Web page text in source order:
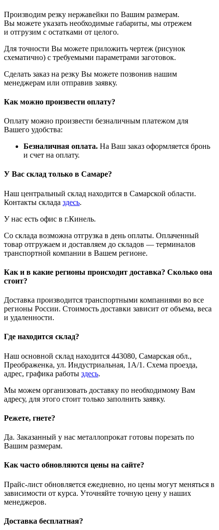
Производим резку нержавейки по Вашим размерам.
Вы можете указать необходимые габариты, мы отрежем
и отгрузим с остатками от целого.
Для точности Вы можете приложить чертеж (рисунок
схематично) с требуемыми параметрами заготовок.
Сделать заказ на резку Вы можете позвонив нашим
менеджерам или отправив заявку.
Как можно произвести оплату?
Оплату можно произвести безналичным платежом для
Вашего удобства:
Безналичная оплата. На Ваш заказ оформляется бронь
и счет на оплату.
У Вас склад только в Самаре?
Наш центральный склад находится в Самарской области.
Контакты склада здесь.
У нас есть офис в г.Кинель.
Со склада возможна отгрузка в день оплаты. Оплаченный
товар отгружаем и доставляем до складов — терминалов
транспортной компании в Вашем регионе.
Как и в какие регионы происходит доставка? Сколько она
стоит?
Доставка производится транспортными компаниями во все
регионы России. Стоимость доставки зависит от объема, веса
и удаленности.
Где находится склад?
Наш основной склад находится 443080, Самарская обл.,
Преображенка, ул. Индустриальная, 1А/1. Схема проезда,
адрес, графика работы здесь.
Мы можем организовать доставку по необходимому Вам
адресу, для этого стоит только заполнить заявку.
Режете, гнете?
Да. Заказанный у нас металлопрокат готовы порезать по
Вашим размерам.
Как часто обновляются цены на сайте?
Прайс-лист обновляется ежедневно, но цены могут меняться в
зависимости от курса. Уточняйте точную цену у наших
менеджеров.
Доставка бесплатная?